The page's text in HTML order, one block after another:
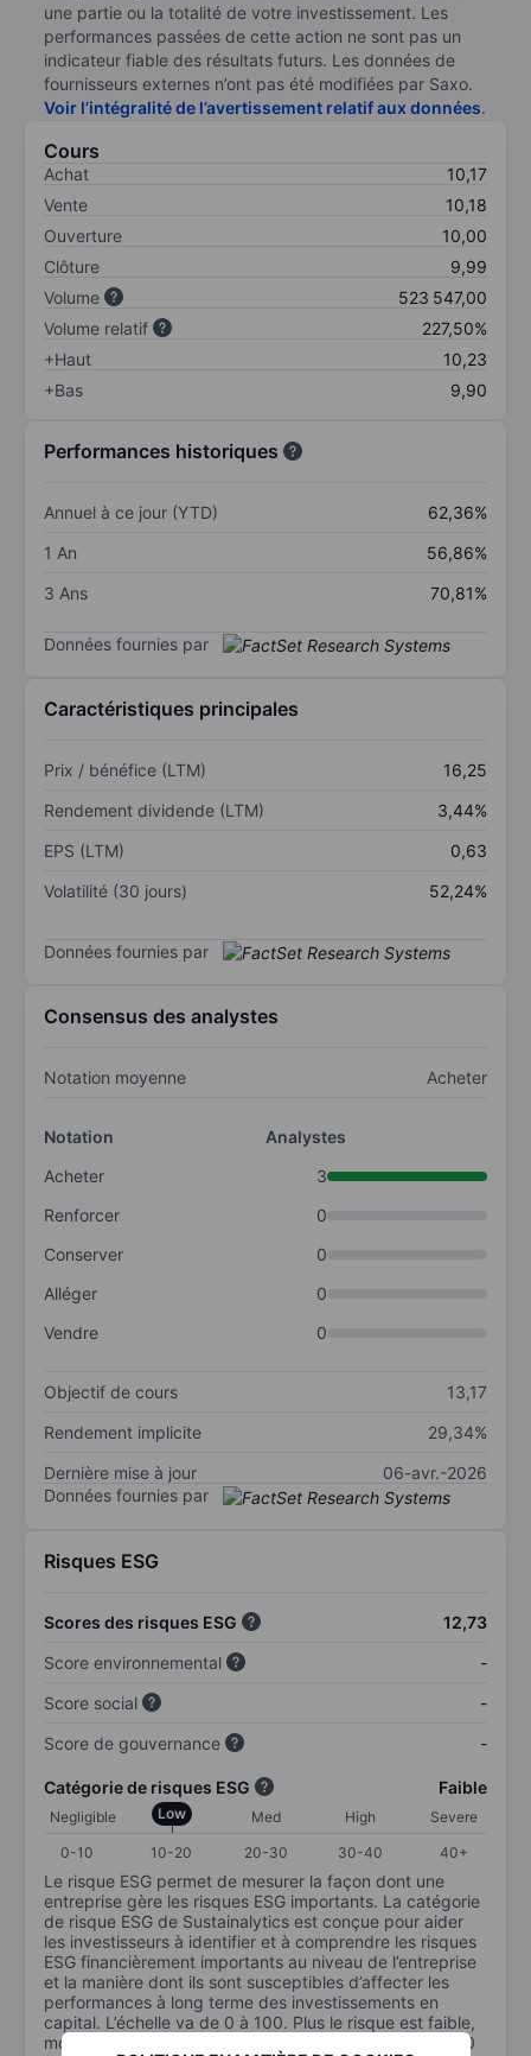
une partie ou la totalité de votre investissement. Les
performances passées de cette action ne sont pas un
indicateur fiable des résultats futurs. Les données de
fournisseurs externes n’ont pas été modifiées par Saxo.
Voir l’intégralité de l’avertissement relatif aux données.
Cours
Achat
10,17
Vente
10,18
Ouverture
10,00
Clôture
9,99
Volume
523 547,00
Volume relatif
227,50%
+Haut
10,23
+Bas
9,90
Performances historiques
Annuel à ce jour (YTD)
62,36%
1 An
56,86%
3 Ans
70,81%
Données fournies par
Caractéristiques principales
Prix / bénéfice (LTM)
16,25
Rendement dividende (LTM)
3,44%
EPS (LTM)
0,63
Volatilité (30 jours)
52,24%
Données fournies par
Consensus des analystes
Notation moyenne Acheter
Notation
Analystes
Acheter
3
Renforcer
0
Conserver
0
Alléger
0
Vendre
0
Objectif de cours
13,17
Rendement implicite
29,34%
Dernière mise à jour
06-avr.-2026
Données fournies par
Risques ESG
Scores des risques ESG
12,73
Score environnemental
-
Score social
-
Score de gouvernance
-
Catégorie de risques ESG Faible
Negligible Low Med High
Severe
0-10
10-20 20-30 30-40 40+
Le risque ESG permet de mesurer la façon dont une
entreprise gère les risques ESG importants. La catégorie
de risque ESG de Sustainalytics est conçue pour aider
les investisseurs à identifier et à comprendre les risques
ESG financièrement importants au niveau de l’entreprise
et la manière dont ils sont susceptibles d’affecter les
performances à long terme des investissements en
capital. L’échelle va de 0 à 100. Plus le risque est faible,
moins il est important (0 équivaut à aucun risque et 100